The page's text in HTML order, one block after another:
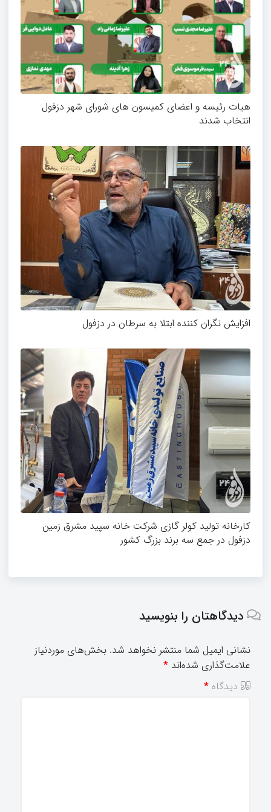
هیات رئیسه و اعضای کمیسون های شورای شهر دزفول
انتخاب شدند
افزایش نگران کننده ابتلا به سرطان در دزفول
کارخانه تولید کولر گازی شرکت خانه سپید مشرق زمین
دزفول در جمع سه برند بزرگ کشور
دیدگاهتان را بنویسید
نشانی ایمیل شما منتشر نخواهد شد. بخش‌های موردنیاز
علامت‌گذاری شده‌اند *
دیدگاه *